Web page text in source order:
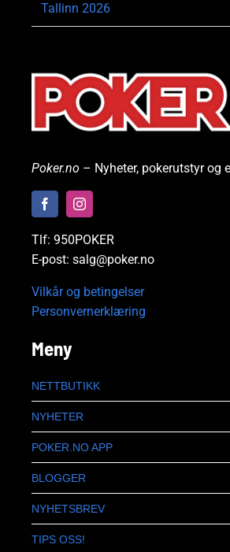
Tallinn 2026
Poker.no – Nyheter, pokerutstyr og
Tlf: 950POKER
E-post: salg@poker.no
Vilkår og betingelser
Personvernerklæring
Meny
NETTBUTIKK
NYHETER
POKER.NO APP
BLOGGER
NYHETSBREV
TIPS OSS!